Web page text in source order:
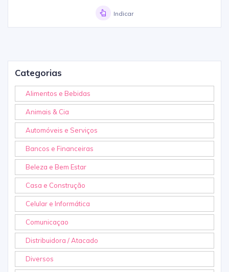
Categorias
Alimentos e Bebidas
Animais & Cia
Automóveis e Serviços
Bancos e Financeiras
Beleza e Bem Estar
Casa e Construção
Celular e Informática
Comunicaçao
Distribuidora / Atacado
Diversos
Indicar